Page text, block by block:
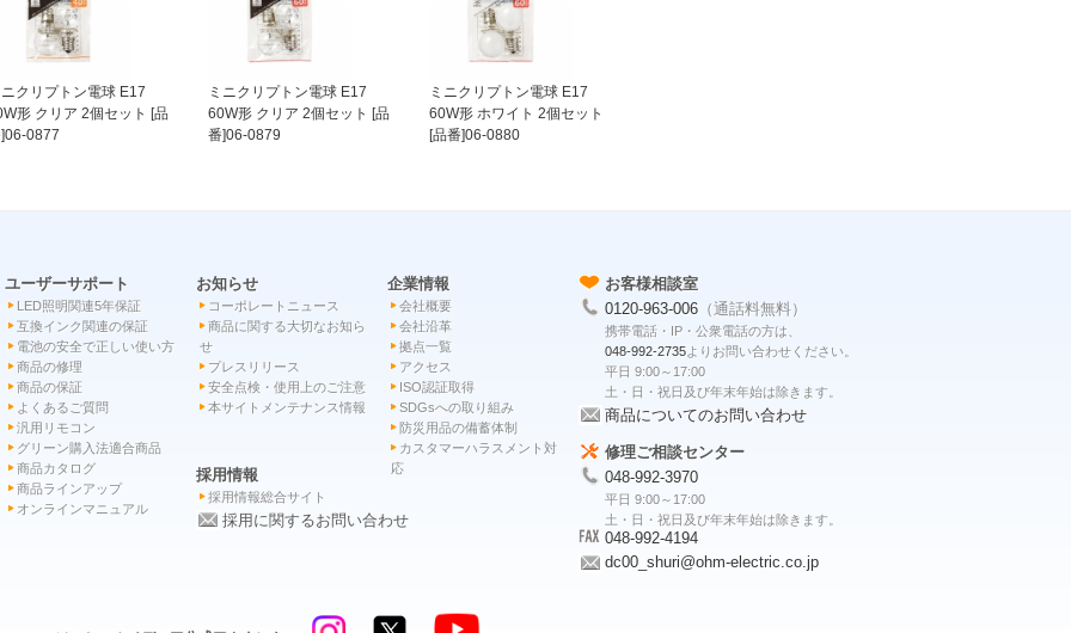
ニクリプトン電球 E17
形 クリア 2個セット [品
0877
ミニクリプトン電球 E17
60W形 クリア 2個セット [品
番]06-0879
ミニクリプトン電球 E17
60W形 ホワイト 2個セット
[品番]06-0880
ユーザーサポート
LED照明関連5年保証
互換インク関連の保証
電池の安全で正しい使い方
商品の修理
商品の保証
よくあるご質問
汎用リモコン
グリーン購入法適合商品
商品カタログ
商品ラインアップ
オンラインマニュアル
お知らせ
コーポレートニュース
商品に関する大切なお知ら
せ
プレスリリース
安全点検・使用上のご注意
本サイトメンテナンス情報
企業情報
会社概要
会社沿革
拠点一覧
アクセス
ISO認証取得
SDGsへの取り組み
防災用品の備蓄体制
カスタマーハラスメント対
応
採用情報
採用情報総合サイト
採用に関するお問い合わせ
お客様相談室
0120-963-006 （通話料無料）
携帯電話・IP・公衆電話の方は、
048-992-2735よりお問い合わせください。
平日 9:00～17:00
土・日・祝日及び年末年始は除きます。
商品についてのお問い合わせ
修理ご相談センター
048-992-3970
平日 9:00～17:00
土・日・祝日及び年末年始は除きます。
048-992-4194
dc00_shuri@ohm-electric.co.jp